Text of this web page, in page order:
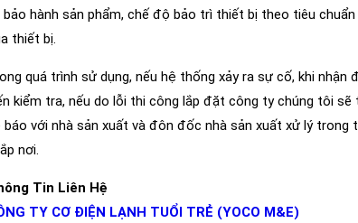
bảo hành sản phẩm, chế độ bảo trì thiết bị theo tiêu
thiết bị.
quá trình sử dụng, nếu hệ thống xảy ra sự cố, khi
kiểm tra, nếu do lỗi thi công lắp đặt công ty chúng tôi
báo với nhà sản xuất và đôn đốc nhà sản xuất xử lý
nơi.
Tin Liên Hệ
TY CƠ ĐIỆN LẠNH TUỔI TRẺ (YOCO M&E)